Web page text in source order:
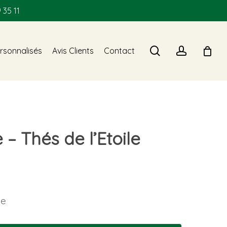
11
Avis Clients Contact searchaccount
Thés de l’Etoile